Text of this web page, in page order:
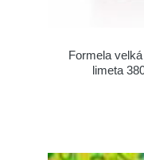
Formela
limeta